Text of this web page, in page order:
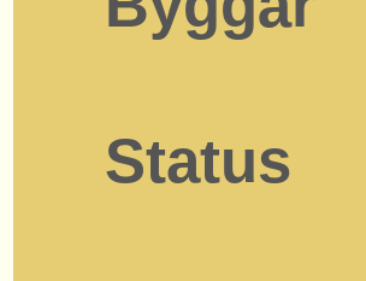
Status